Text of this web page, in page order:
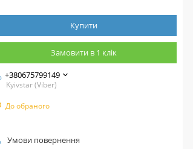
Купити
Замовити в 1 клік
+380675799149
Kyivstar (Viber)
До обраного
Умови повернення